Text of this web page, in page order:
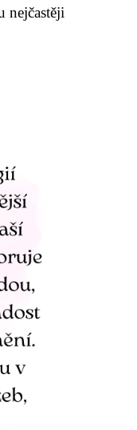
nejčastěji